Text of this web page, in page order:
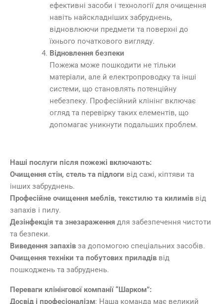
ефективні засоби і технології для очищення
навіть найскладніших забруднень,
відновлюючи предмети та поверхні до
їхнього початкового вигляду.
Відновлення безпеки
Пожежа може пошкодити не тільки
матеріали, але й електропроводку та інші
системи, що становлять потенційну
небезпеку. Професійний клінінг включає
огляд та перевірку таких елементів, що
допомагає уникнути подальших проблем.
Наші послуги після пожежі включають:
Очищення стін, стель та підлоги від сажі, кіптяви та
інших забруднень.
Професійне очищення меблів, текстилю та килимів від
запахів і пилу.
Дезінфекція та знезараження для забезпечення чистоти
та безпеки.
Виведення запахів за допомогою спеціальних засобів.
Очищення техніки та побутових приладів від
пошкоджень та забруднень.
Переваги клінінгової компанії “Шарком”:
Досвід і професіоналізм: Наша команда має великий